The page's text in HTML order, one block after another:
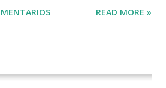
READ MORE »